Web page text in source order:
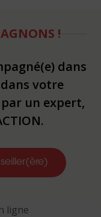
!
dans
votre
un expert,
ligne